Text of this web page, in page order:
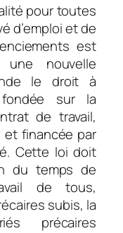
pour toutes
d’emploi et de
est
une nouvelle
le droit à
sur la
de travail,
et financée par
Cette loi doit
du temps de
de tous,
subis, la
précaires